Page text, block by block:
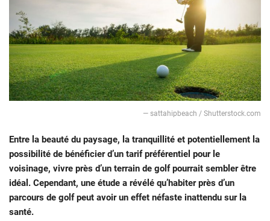
— sattahipbeach / Shutterstock.com
Entre la beauté du paysage, la tranquillité et potentiellement la
possibilité de bénéficier d’un tarif préférentiel pour le
voisinage, vivre près d’un terrain de golf pourrait sembler être
idéal. Cependant, une étude a révélé qu’habiter près d’un
parcours de golf peut avoir un effet néfaste inattendu sur la
santé.